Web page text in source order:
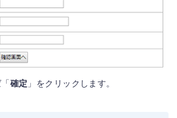
確定 」をクリックします。